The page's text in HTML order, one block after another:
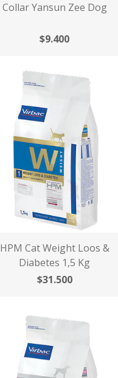
Collar Yansun Zee Dog
$9.400
HPM Cat Weight Loos &
Diabetes 1,5 Kg
$31.500